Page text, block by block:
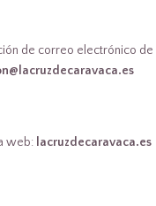
de correo electrónico de
web: lacruzdecaravaca.es